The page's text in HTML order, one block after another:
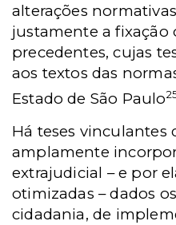
alterações
justamente a fixação
precedentes, cujas
aos textos das
Estado de São Paulo
Há teses vinculantes
amplamente
extrajudicial – e por
otimizadas – dados
cidadania, de